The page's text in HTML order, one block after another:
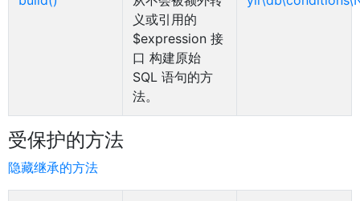
义或引用的
$expression 接
口 构建原始
SQL 语句的方
法。
受保护的方法
隐藏继承的方法